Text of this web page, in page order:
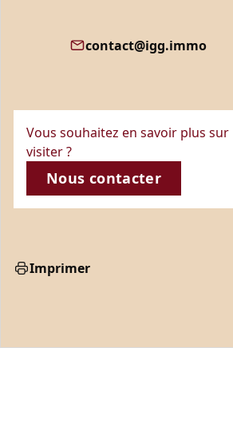
contact@igg.immo
Vous souhaitez en savoir plus
visiter ?
Nous contacter
Imprimer